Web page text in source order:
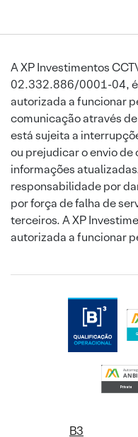
A XP Investimentos
02.332.886/0001-04,
autorizada a funcionar
comunicação através
está sujeita a
ou prejudicar o envio de
informações
responsabilidade por
por força de falha de
terceiros. A XP
autorizada a funcionar
B3